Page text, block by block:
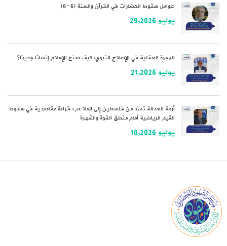
عوامل سقوط الحضارات في القرآن والسنة (6-6)
يوليو 29,2026
الهجرة العقلية في الإصلاح النبوي: كيف صنع الإسلام إنسانًا جديدًا؟
يوليو 21,2026
أزمة العدالة تمتد من فلسطين إلى الملاعب: قراءة مقاصدية في سقوط
القيم الرياضية أمام منطق القوة والشهرة
يوليو 10,2026